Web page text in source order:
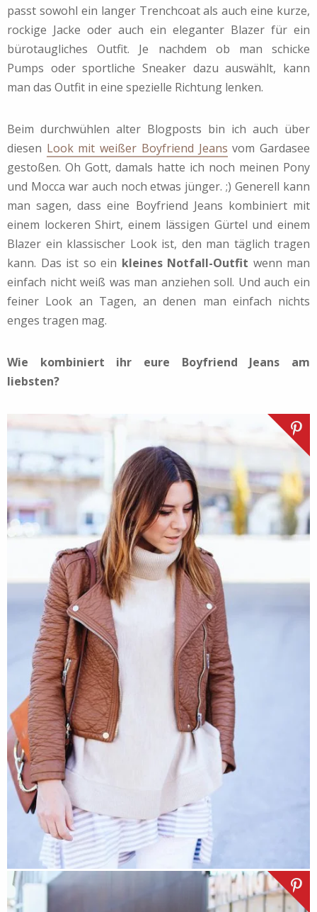
passt sowohl ein langer Trenchcoat als auch eine kurze,
rockige Jacke oder auch ein eleganter Blazer für ein
bürotaugliches Outfit. Je nachdem ob man schicke
Pumps oder sportliche Sneaker dazu auswählt, kann
man das Outfit in eine spezielle Richtung lenken.
Beim durchwühlen alter Blogposts bin ich auch über
diesen Look mit weißer Boyfriend Jeans vom Gardasee
gestoßen. Oh Gott, damals hatte ich noch meinen Pony
und Mocca war auch noch etwas jünger. ;) Generell kann
man sagen, dass eine Boyfriend Jeans kombiniert mit
einem lockeren Shirt, einem lässigen Gürtel und einem
Blazer ein klassischer Look ist, den man täglich tragen
kann. Das ist so ein kleines Notfall-Outfit wenn man
einfach nicht weiß was man anziehen soll. Und auch ein
feiner Look an Tagen, an denen man einfach nichts
enges tragen mag.
Wie kombiniert ihr eure Boyfriend Jeans am
liebsten?